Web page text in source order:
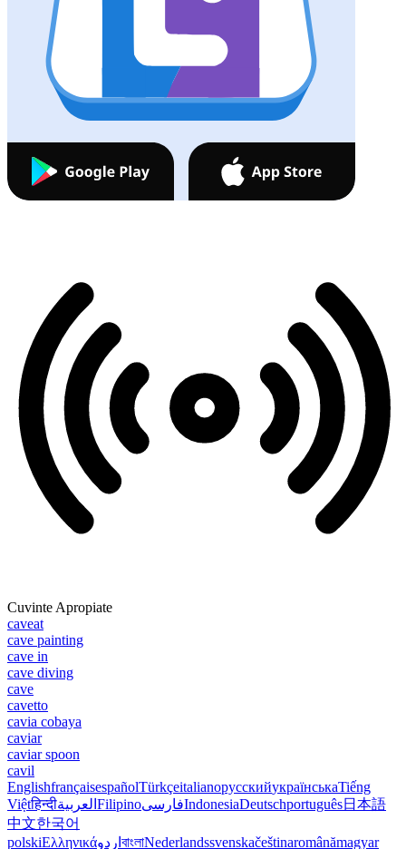
Cuvinte Apropiate
caveat
cave painting
cave in
cave diving
cave
cavetto
cavia cobaya
caviar
caviar spoon
cavil
EnglishfrançaisespañolTürkçeitalianoрусскийукраїнськаTiếng
Việtहिन्दीالعربية FilipinoفارسیIndonesiaDeutschportuguês日本語
中文한국어
polskiΕλληνικάاردو বাংলাNederlandssvenskačeštinaromânămagyar